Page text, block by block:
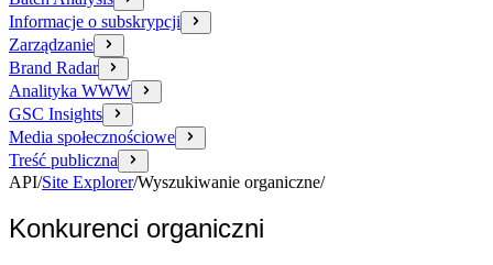
Informacje o subskrypcji
Zarządzanie
Brand Radar
Analityka WWW
GSC Insights
Media społecznościowe
Treść publiczna
API/Site Explorer/Wyszukiwanie organiczne/
Konkurenci organiczni